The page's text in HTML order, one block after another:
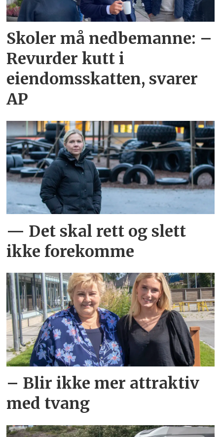
Skoler må nedbemanne: –
Revurder kutt i
eiendomsskatten, svarer
AP
— Det skal rett og slett
ikke forekomme
– Blir ikke mer attraktiv
med tvang